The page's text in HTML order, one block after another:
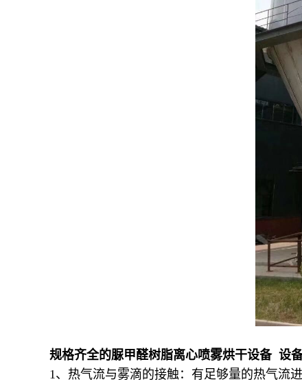
规格齐全的脲甲醛树脂离心喷雾烘干设备 设
1、热气流与雾滴的接触：有足够量的热气流